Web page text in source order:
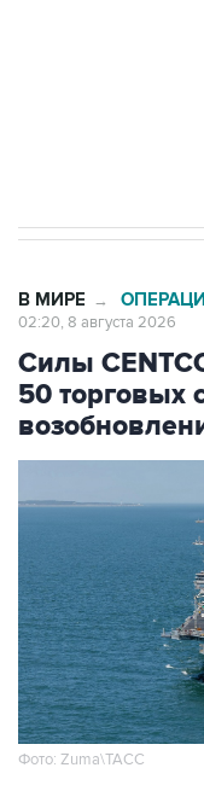
В МИРЕ →
02:20, 8 августа 2026
Силы
50 торговых
Фото: Zuma\ТАСС